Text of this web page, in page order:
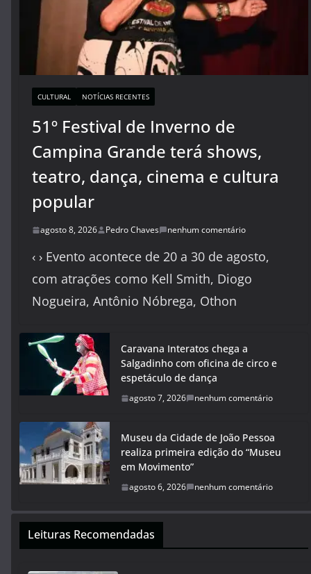
CULTURAL NOTÍCIAS RECENTES
51º Festival de Inverno de
Campina Grande terá shows,
teatro, dança, cinema e cultura
popular
agosto 8, 2026 Pedro Chaves nenhum comentário
‹ › Evento acontece de 20 a 30 de agosto,
com atrações como Kell Smith, Diogo
Nogueira, Antônio Nóbrega, Othon
Caravana Interatos chega a
Salgadinho com oficina de circo e
espetáculo de dança
agosto 7, 2026 nenhum comentário
Museu da Cidade de João Pessoa
realiza primeira edição do “Museu
em Movimento”
agosto 6, 2026 nenhum comentário
Leituras Recomendadas